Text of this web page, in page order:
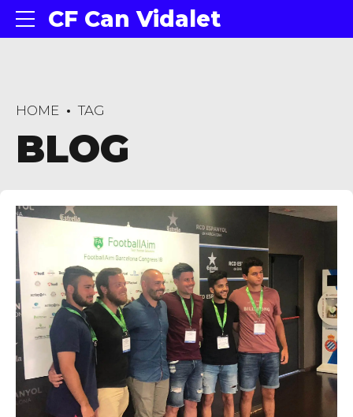
CF Can Vidalet
HOME TAG
BLOG